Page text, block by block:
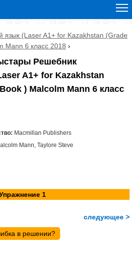
язык (Laser A1+ for Kazakhstan (Grade
Mann 6 класс 2018 ›
Решебник
A1+ for Kazakhstan
) Malcolm Mann 6 класс
Macmillan Publishers
Mann, Taylore Steve
1
следующее >
в решении?